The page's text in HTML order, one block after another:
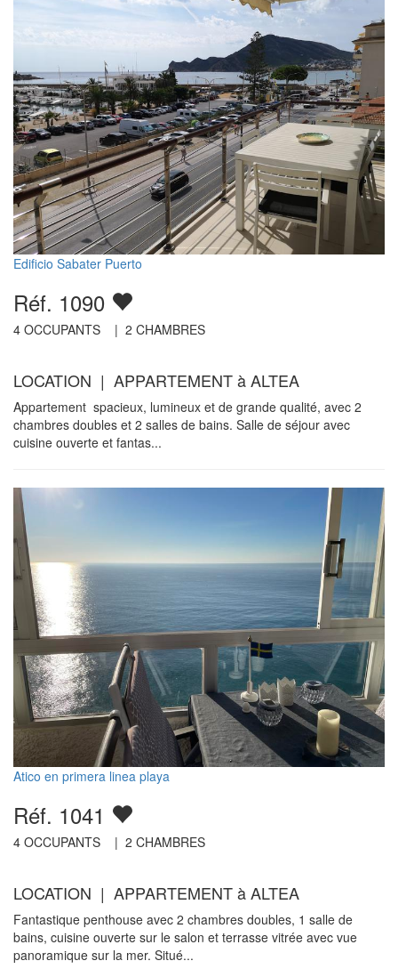
Edificio Sabater Puerto
Réf. 1090
4 OCCUPANTS | 2 CHAMBRES
LOCATION | APPARTEMENT à ALTEA
Appartement spacieux, lumineux et de grande qualité, avec 2
chambres doubles et 2 salles de bains. Salle de séjour avec
cuisine ouverte et fantas...
Atico en primera linea playa
Réf. 1041
4 OCCUPANTS | 2 CHAMBRES
LOCATION | APPARTEMENT à ALTEA
Fantastique penthouse avec 2 chambres doubles, 1 salle de
bains, cuisine ouverte sur le salon et terrasse vitrée avec vue
panoramique sur la mer. Situé...